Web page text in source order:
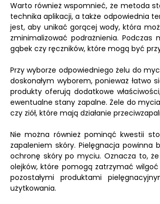
Warto również wspomnieć, że metoda
technika aplikacji, a także odpowiednia
jest, aby unikać gorącej wody, która
zminimalizować podrażnienia.
gąbek czy ręczników, które mogą być
Przy wyborze odpowiedniego żelu do
doskonałym wyborem, ponieważ łatwo
produkty oferują dodatkowe
ewentualne stany zapalne. Żele do
czy ziół, które mają działanie
Nie można również pominąć kwestii
zapaleniem skóry. Pielęgnacja
ochronę skóry po myciu. Oznacza to,
olejków, które pomogą zatrzymać
pozostałymi produktami
użytkowania.